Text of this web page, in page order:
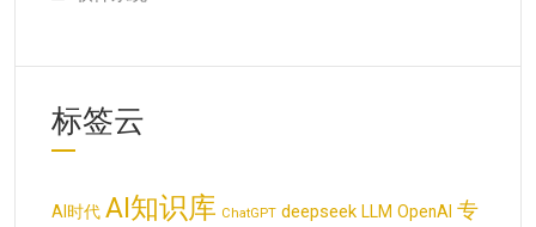
标签云
AI时代 AI知识库 ChatGPT deepseek LLM OpenAI 专